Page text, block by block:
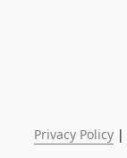
Privacy Policy |